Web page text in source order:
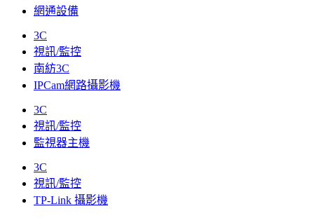
網通設備
3C
視訊/監控
南紡3C
IPCam網路攝影機
3C
視訊/監控
監視器主機
3C
視訊/監控
TP-Link 攝影機